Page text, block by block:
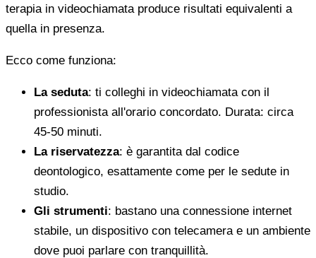
terapia in videochiamata produce risultati equivalenti a
quella in presenza.
Ecco come funziona:
La seduta: ti colleghi in videochiamata con il
professionista all'orario concordato. Durata: circa
45-50 minuti.
La riservatezza: è garantita dal codice
deontologico, esattamente come per le sedute in
studio.
Gli strumenti: bastano una connessione internet
stabile, un dispositivo con telecamera e un ambiente
dove puoi parlare con tranquillità.